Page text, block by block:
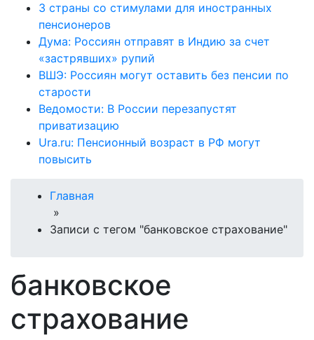
3 страны со стимулами для иностранных
пенсионеров
Дума: Россиян отправят в Индию за счет
«застрявших» рупий
ВШЭ: Россиян могут оставить без пенсии по
старости
Ведомости: В России перезапустят
приватизацию
Ura.ru: Пенсионный возраст в РФ могут
повысить
Главная
»
Записи с тегом "банковское страхование"
банковское
страхование